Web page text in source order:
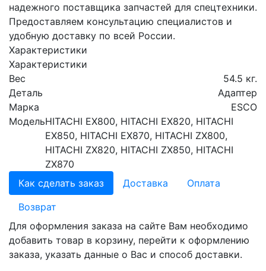
надежного поставщика запчастей для спецтехники.
Предоставляем консультацию специалистов и
удобную доставку по всей России.
Характеристики
Характеристики
Вес
54.5 кг.
Деталь
Адаптер
Марка
ESCO
МодельHITACHI EX800, HITACHI EX820, HITACHI
EX850, HITACHI EX870, HITACHI ZX800,
HITACHI ZX820, HITACHI ZX850, HITACHI
ZX870
Как сделать заказ
Доставка
Оплата
Возврат
Для оформления заказа на сайте Вам необходимо
добавить товар в корзину, перейти к оформлению
заказа, указать данные о Вас и способ доставки.